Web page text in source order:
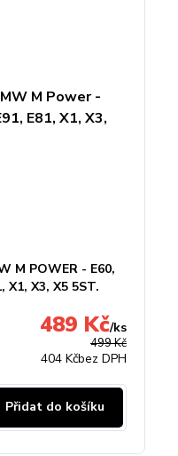
M POWER - E60,
X1, X3, X5 5ST.
499 Kč
489 Kč/ks
404 Kčbez DPH
Přidat do košíku